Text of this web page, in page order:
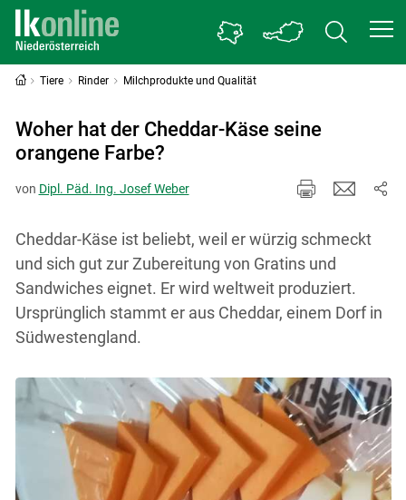
Tiere Rinder Milchprodukte und Qualität
Woher hat der Cheddar-Käse seine
orangene Farbe?
von Dipl. Päd. Ing. Josef Weber
Cheddar-Käse ist beliebt, weil er würzig schmeckt
und sich gut zur Zubereitung von Gratins und
Sandwiches eignet. Er wird weltweit produziert.
Ursprünglich stammt er aus Cheddar, einem Dorf in
Südwestengland.